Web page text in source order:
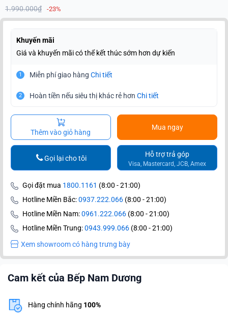
1.990.000₫ -23%
Khuyến mãi
Giá và khuyến mãi có thể kết thúc sớm hơn dự kiến
1 Miễn phí giao hàng Chi tiết
2 Hoàn tiền nếu siêu thị khác rẻ hơn Chi tiết
Thêm vào giỏ hàng
Mua ngay
Hỗ trợ trả góp
Visa, Mastercard, JCB, Amex
Gọi lại cho tôi
Gọi đặt mua 1800.1161 (8:00 - 21:00)
Hotline Miền Bắc:0937.222.066 (8:00 - 21:00)
Hotline Miền Nam:0961.222.066 (8:00 - 21:00)
Hotline Miền Trung:0943.999.066 (8:00 - 21:00)
Xem showroom có hàng trưng bày
Cam kết của Bếp Nam Dương
Hàng chính hãng 100%